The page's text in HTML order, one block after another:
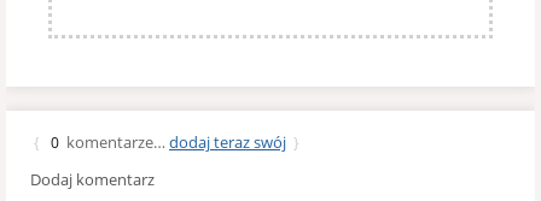
{ 0 komentarze… dodaj teraz swój }
Dodaj komentarz